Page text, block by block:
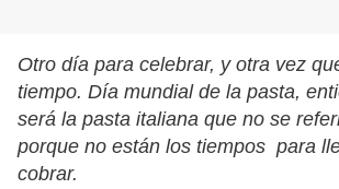
Otro día para celebrar, y otra vez
tiempo. Día mundial de la pasta,
será la pasta italiana que no se
porque no están los tiempos para
cobrar.